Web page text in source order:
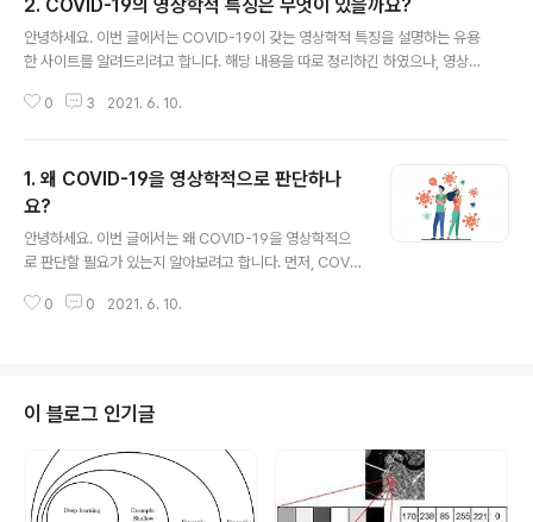
보면 대부분 오른쪽 상단 또는 왼쪽 상단에 text 글씨들이
써져 있는 것을 확인할 수 있습니다. 또한, X-ray 촬영시
부착되는 tube들도 보입니다. 이러한 요소들은 사실 artif
는 evaluation 하는데 방해가 될 수 있습니다. (데이터가
2. COVID-19의 영상학적 특징은 무엇이 있을까요?
안녕하세요. 이번 글에서는 COVID-19이 갖는 영상학적 특징을 설명하는 유용
한 사이트를 알려드리려고 합니다. 해당 내용을 따로 정리하긴 하였으나, 영상
시 정리된 자료가 필요하신 분은 (비밀)댓글에 메일주소를 남겨주세요! (↓↓↓
o https://www.youtube.com/watch?v=YCX-ffofa8I https://www.yo
utube.com/watch?v=8ZKjo4KcF50
0 3 2021. 6. 10.
1. 왜 COVID-19을 영상학적으로 판단하나
요?
안녕하세요. 이번 글에서는 왜 COVID-19을 영상학적으
로 판단할 필요가 있는지 알아보려고 합니다. 먼저, COVI
T, X-ray 같은 영상이미지에서 찾게 되는지 알아보도록
칭으로 COVID-19을 사용하기 시작했습니다. 대부분의
의학논문에서는 Severe Acute Respiratory Syndro
me-Coronavirus-2(SARS-CoV-2) 라는 용어를 사용
하기도 하는데, SARS-CoV-2와 COVID-19은 동의어라
고 보시면 됩니다. SARS..
0 0 2021. 6. 10.
이 블로그 인기글